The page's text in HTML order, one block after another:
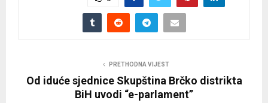
PRETHODNA VIJEST
Od iduće sjednice Skupština Brčko distrikta
BiH uvodi “e-parlament”